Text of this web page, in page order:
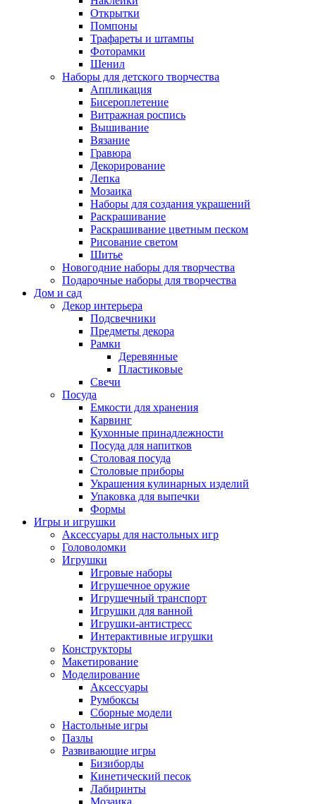
Открытки
Помпоны
Трафареты и штампы
Фоторамки
Шенил
Наборы для детского творчества
Аппликация
Бисероплетение
Витражная роспись
Вышивание
Вязание
Гравюра
Декорирование
Лепка
Мозаика
Наборы для создания украшений
Раскрашивание
Раскрашивание цветным песком
Рисование светом
Шитье
Новогодние наборы для творчества
Подарочные наборы для творчества
Дом и сад
Декор интерьера
Подсвечники
Предметы декора
Рамки
Деревянные
Пластиковые
Свечи
Посуда
Емкости для хранения
Карвинг
Кухонные принадлежности
Посуда для напитков
Столовая посуда
Столовые приборы
Украшения кулинарных изделий
Упаковка для выпечки
Формы
Игры и игрушки
Аксессуары для настольных игр
Головоломки
Игрушки
Игровые наборы
Игрушечное оружие
Игрушечный транспорт
Игрушки для ванной
Игрушки-антистресс
Интерактивные игрушки
Конструкторы
Макетирование
Моделирование
Аксессуары
Румбоксы
Сборные модели
Настольные игры
Пазлы
Развивающие игры
Бизиборды
Кинетический песок
Лабиринты
Мозаика